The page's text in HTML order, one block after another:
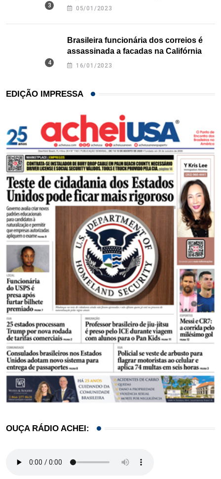
Texas
05/01/2023
Brasileira funcionária dos correios é
assassinada a facadas na Califórnia
16/01/2023
EDIÇÃO IMPRESSA
OUÇA RÁDIO ACHEI: